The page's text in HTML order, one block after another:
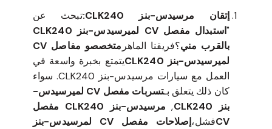
إتقان مرسيدس-بنز CLK240:
تبحث عن
"
استبدال مفصل CV لميرسيدس-بنز CLK240
بالقرب مني؟فريقنا الماهر
متخصصو مفاصل CV
لميرسيدس-بنز CLK240
يتمتع بخبرة واسعة في
العمل مع سيارات مرسيدس-بنز CLK240. سواء
كان ذلك يتعلق بـ
تسربات مفصل CV لميرسيدس-
بنز CLK240
,
مرسيدس-بنز CLK240 مفصل
CVفشل،
إصلاحات مفصل CV لمرسيدس-بنز